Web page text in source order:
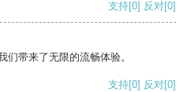
支持[0] 反对[0]
带来了无限的流畅体验。
支持[0] 反对[0]